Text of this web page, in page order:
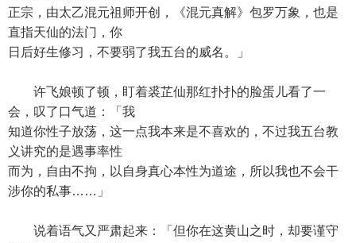
正宗，由太乙混元祖师开创，《混元真解》包罗万象，也是
直指天仙的法门，你
日后好生修习，不要弱了我五台的威名。」
许飞娘顿了顿，盯着裘芷仙那红扑扑的脸蛋儿看了一
会，叹了口气道：「我
知道你性子放荡，这一点我本来是不喜欢的，不过我五台教
义讲究的是遇事率性
而为，自由不拘，以自身真心本性为道途，所以我也不会干
涉你的私事……」
说着语气又严肃起来：「但你在这黄山之时，却要谨守